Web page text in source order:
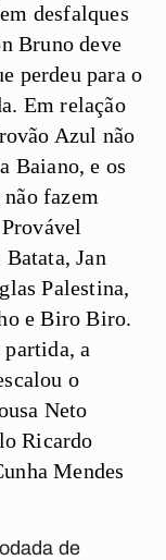
desfalques
Bruno deve
perdeu para o
Em relação
Azul não
Baiano, e os
fazem
Provável
Batata, Jan
Palestina,
e Biro Biro.
partida, a
o
Neto
Ricardo
Mendes
de